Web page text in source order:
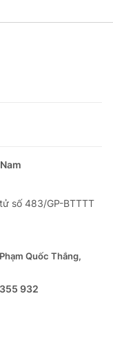
số 483/GP-BTTTT
Quốc Thắng,
932